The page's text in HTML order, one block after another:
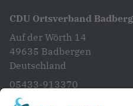
CDU Ortsverband
Auf der Wörth 14
49635 Badbergen
Deutschland
05433-913370
info@cdubadbergen.de